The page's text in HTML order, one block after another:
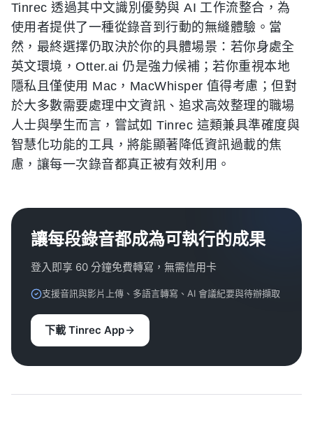
Tinrec 透過其中文識別優勢與 AI 工作流整合，為
使用者提供了一種從錄音到行動的無縫體驗。當
然，最終選擇仍取決於你的具體場景：若你身處全
英文環境，Otter.ai 仍是強力候補；若你重視本地
隱私且僅使用 Mac，MacWhisper 值得考慮；但對
於大多數需要處理中文資訊、追求高效整理的職場
人士與學生而言，嘗試如 Tinrec 這類兼具準確度與
智慧化功能的工具，將能顯著降低資訊過載的焦
慮，讓每一次錄音都真正被有效利用。
讓每段錄音都成為可執行的成果
登入即享 60 分鐘免費轉寫，無需信用卡
支援音訊與影片上傳、多語言轉寫、AI 會議紀要與待辦擷取
下載 Tinrec App